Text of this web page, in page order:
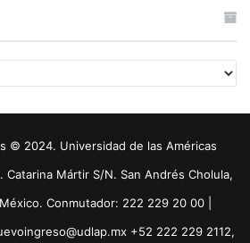
© 2024. Universidad de las Américas
Catarina Mártir S/N. San Andrés Cholula,
Conmutador: 222 229 20 00 |
+52 222 229 2112,